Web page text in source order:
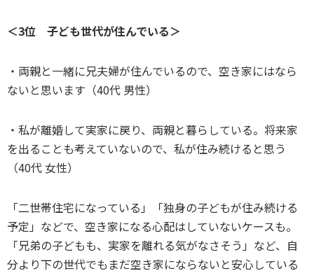
＜3位 子ども世代が住んでいる＞
・両親と一緒に兄夫婦が住んでいるので、空き家にはなら
ないと思います（40代 男性）
・私が離婚して実家に戻り、両親と暮らしている。将来家
を出ることも考えていないので、私が住み続けると思う
（40代 女性）
「二世帯住宅になっている」「独身の子どもが住み続ける
予定」などで、空き家になる心配はしていないケースも。
「兄弟の子どもも、実家を離れる気がなさそう」など、自
分より下の世代でもまだ空き家にならないと安心している